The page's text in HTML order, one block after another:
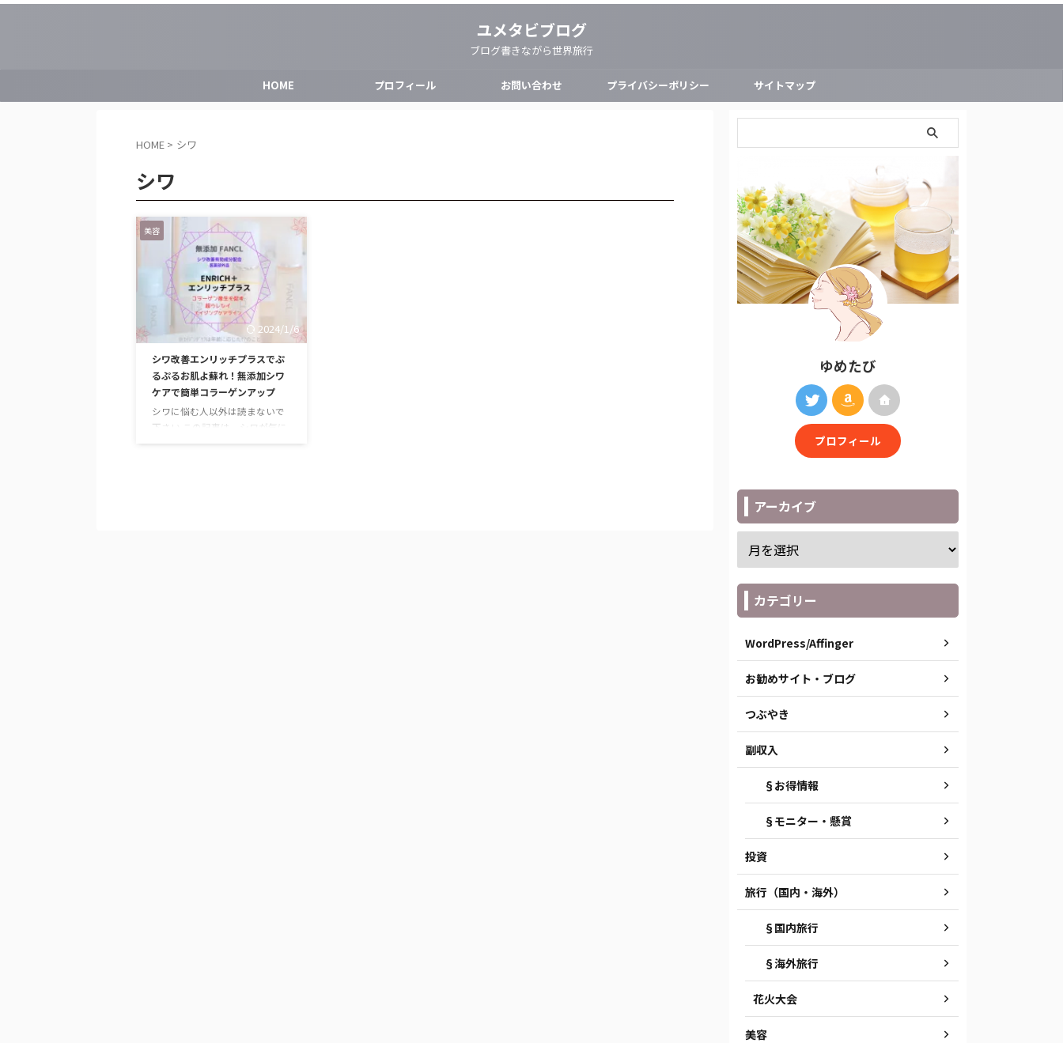
ユメタビブログ
ブログ書きながら世界旅行
HOME プロフィール お問い合わせ プライバシーポリシー サイトマップ
HOME > シワ
シワ
美容
2024/1/6
シワ改善エンリッチプラスでぷ
るぷるお肌よ蘇れ！無添加シワ
ケアで簡単コラーゲンアップ
シワに悩む人以外は読まないで
下さい この記事は、シワが気に
ゆめたび
プロフィール
アーカイブ
カテゴリー
WordPress/Affinger
お勧めサイト・ブログ
つぶやき
副収入
§お得情報
§モニター・懸賞
投資
旅行（国内・海外）
§国内旅行
§海外旅行
花火大会
美容